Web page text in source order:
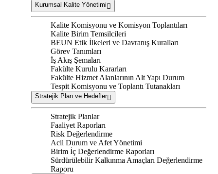
Kurumsal Kalite Yönetimi
Kalite Komisyonu ve Komisyon Toplantıları
Kalite Birim Temsilcileri
BEUN Etik İlkeleri ve Davranış Kuralları
Görev Tanımları
İş Akış Şemaları
Fakülte Kurulu Kararları
Fakülte Hizmet Alanlarının Alt Yapı Durum
Tespit Komisyonu ve Toplantı Tutanakları
Stratejik Plan ve Hedefler
Stratejik Planlar
Faaliyet Raporları
Risk Değerlendirme
Acil Durum ve Afet Yönetimi
Birim İç Değerlendirme Raporları
Sürdürülebilir Kalkınma Amaçları Değerlendirme
Raporu